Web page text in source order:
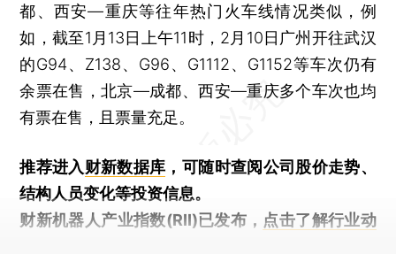
都、西安—重庆等往年热门火车线情况类似，例
如，截至1月13日上午11时，2月10日广州开往武汉
的G94、Z138、G96、G1112、G1152等车次仍有
余票在售，北京—成都、西安—重庆多个车次也均
有票在售，且票量充足。
推荐进入财新数据库 ，可随时查阅公司股价走势、
结构人员变化等投资信息。
财新机器人产业指数(RII)已发布， 点击了解行业动